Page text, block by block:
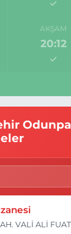
AKŞAM
20:12
VALİ ALİ